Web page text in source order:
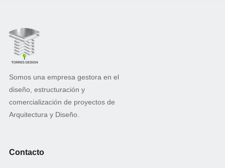
Somos una empresa gestora en el
diseño, estructuración y
comercialización de proyectos de
Arquitectura y Diseño.
Contacto